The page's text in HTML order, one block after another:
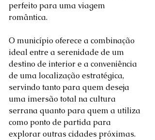
perfeito para uma viagem
romântica.
O município oferece a combinação
ideal entre a serenidade de um
destino de interior e a conveniência
de uma localização estratégica,
servindo tanto para quem deseja
uma imersão total na cultura
serrana quanto para quem a utiliza
como ponto de partida para
explorar outras cidades próximas.